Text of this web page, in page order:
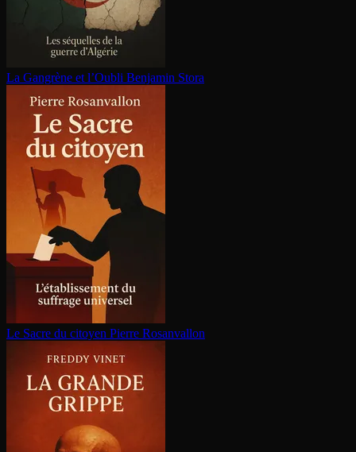
La Gangrène et l’Oubli Benjamin Stora
Le Sacre du citoyen Pierre Rosanvallon